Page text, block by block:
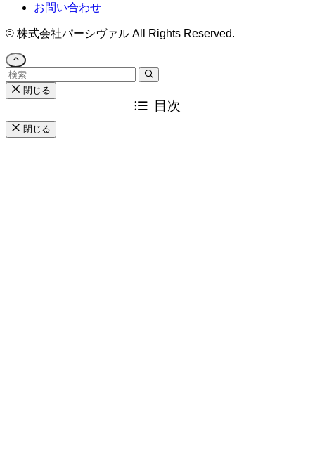
お問い合わせ
© 株式会社パーシヴァル All Rights Reserved.
閉じる
目次
閉じる